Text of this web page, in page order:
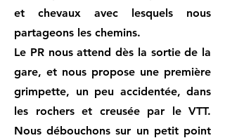
et chevaux avec lesquels nous
partageons les chemins.
Le PR nous attend dès la sortie de la
gare, et nous propose une première
grimpette, un peu accidentée, dans
les rochers et creusée par le VTT.
Nous débouchons sur un petit point